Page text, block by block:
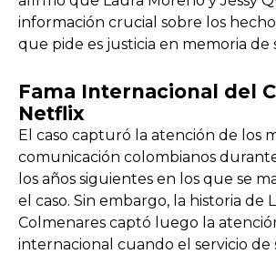
información crucial sobre los
que pide es justicia en memoria de
Fama Internacional del
Netflix
El caso capturó la atención de los
comunicación colombianos
los años siguientes en los que se
el caso. Sin embargo, la historia de
Colmenares captó luego la
internacional cuando el servicio de